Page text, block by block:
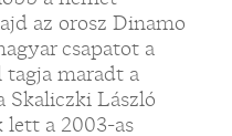
az orosz Dinamo
csapatot a
tagja maradt a
Skaliczki László
lett a 2003-as